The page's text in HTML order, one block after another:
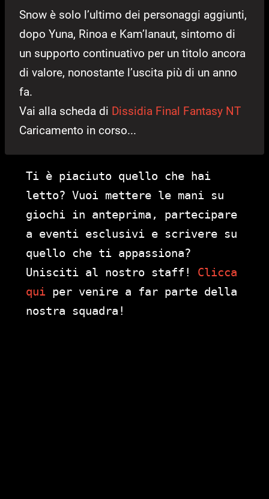
Snow è solo l’ultimo dei personaggi aggiunti,
dopo Yuna, Rinoa e Kam’lanaut, sintomo di
un supporto continuativo per un titolo ancora
di valore, nonostante l’uscita più di un anno
fa.
Vai alla scheda di Dissidia Final Fantasy NT
Caricamento in corso...
Ti è piaciuto quello che hai
letto? Vuoi mettere le mani su
giochi in anteprima, partecipare
a eventi esclusivi e scrivere su
quello che ti appassiona?
Unisciti al nostro staff! Clicca
qui per venire a far parte della
nostra squadra!